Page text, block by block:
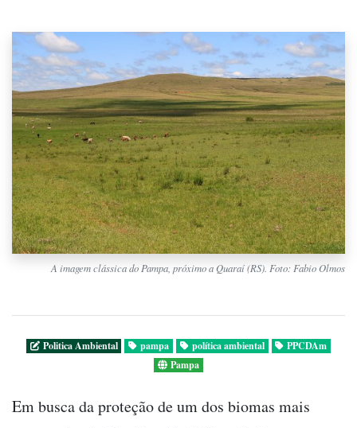
A imagem clássica do Pampa, próximo a Quaraí (RS). Foto: Fabio Olmos
Politica Ambiental pampa política ambiental
PPCDAm
Pampa
Em busca da proteção de um dos biomas mais